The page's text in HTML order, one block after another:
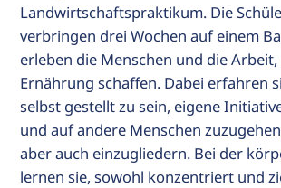
Landwirtschaftspraktikum. Die
verbringen drei Wochen auf einem
erleben die Menschen und die
Ernährung schaffen. Dabei erfahren
selbst gestellt zu sein, eigene
und auf andere Menschen
aber auch einzugliedern. Bei der
lernen sie, sowohl konzentriert und